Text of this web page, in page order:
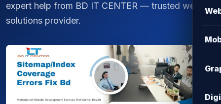
expert help from BD IT CENTER — trusted web
solutions provider.